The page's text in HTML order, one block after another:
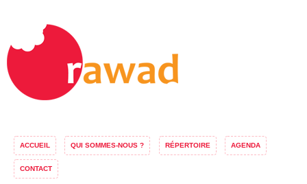
ACCUEIL QUI SOMMES-NOUS ? RÉPERTOIRE AGENDA
CONTACT